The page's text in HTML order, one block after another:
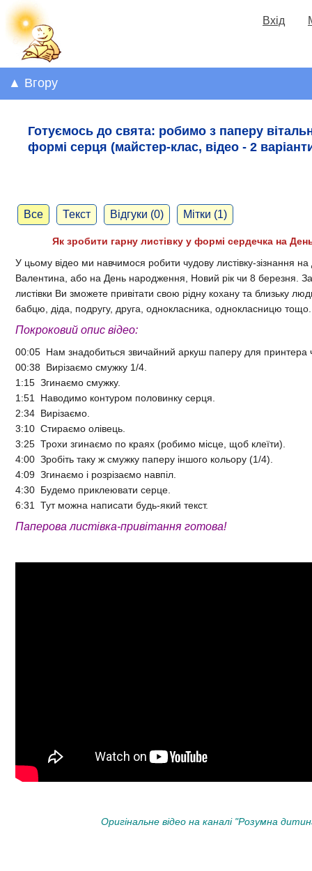
Вхід
▲ Вгору
Готуємось до свята: робимо з паперу
формі серця (майстер-клас, відео - 2
Все Текст Відгуки (0) Мітки (1)
Як зробити гарну листівку у формі сердечка на
У цьому відео ми навчимося робити чудову листівку-зізнання
Валентина, або на День народження, Новий рік чи 8 березня.
листівки Ви зможете привітати свою рідну кохану та близьку
бабцю, діда, подругу, друга, однокласника, однокласницю
Покроковий опис відео:
00:05 Нам знадобиться звичайний аркуш паперу для принтера
00:38 Вирізаємо смужку 1/4.
1:15 Згинаємо смужку.
1:51 Наводимо контуром половинку серця.
2:34 Вирізаємо.
3:10 Стираємо олівець.
3:25 Трохи згинаємо по краях (робимо місце, щоб клеїти).
4:00 Зробіть таку ж смужку паперу іншого кольору (1/4).
4:09 Згинаємо і розрізаємо навпіл.
4:30 Будемо приклеювати серце.
6:31 Тут можна написати будь-який текст.
Паперова листівка-привітання готова!
Оригінальне відео на каналі "Розумна